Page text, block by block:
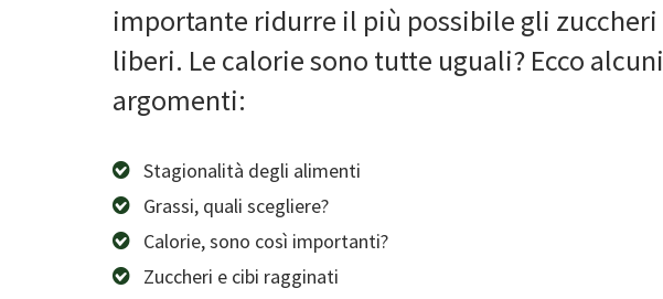
importante ridurre il più possibile gli zuccheri
liberi. Le calorie sono tutte uguali? Ecco alcuni
argomenti:
Stagionalità degli alimenti
Grassi, quali scegliere?
Calorie, sono così importanti?
Zuccheri e cibi ragginati